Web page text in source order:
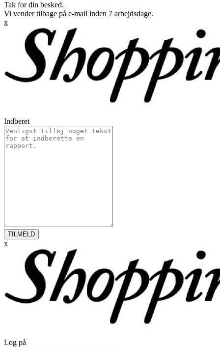
Tak for din besked.
Vi vender tilbage på e-mail inden 7 arbejdsdage.
x
Indberet
TILMELD
x
Log på